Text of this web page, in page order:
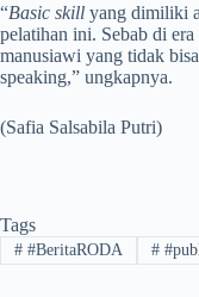
“Basic skill yang dimiliki
pelatihan ini. Sebab di
manusiawi yang tidak
speaking,” ungkapnya.
(Safia Salsabila Putri)
Tags
##BeritaRODA #